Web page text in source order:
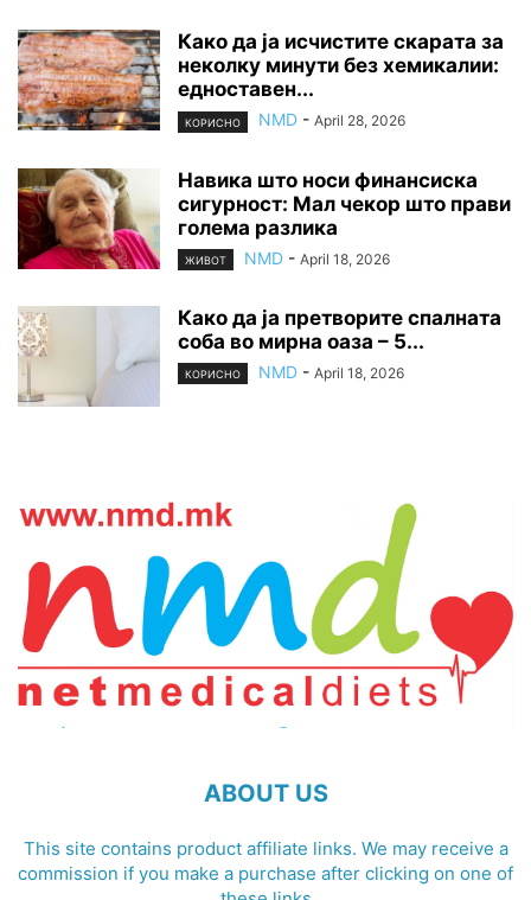
Како да ја исчистите скарата за
неколку минути без хемикалии:
едноставен...
КОРИСНО NMD - April 28, 2026
Навика што носи финансиска
сигурност: Мал чекор што прави
голема разлика
ЖИВОТ NMD - April 18, 2026
Како да ја претворите спалната
соба во мирна оаза – 5...
КОРИСНО NMD - April 18, 2026
ABOUT US
This site contains product affiliate links. We may receive a
commission if you make a purchase after clicking on one of